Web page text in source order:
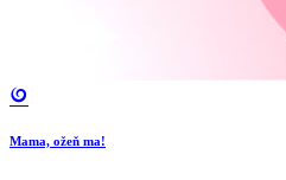
Mama, ožeň ma!